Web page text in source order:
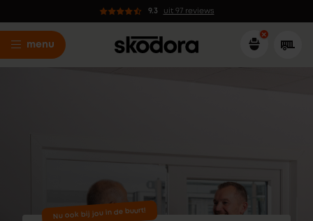
9.3 uit 97 reviews
menu
Nu ook bij jou in de buurt!